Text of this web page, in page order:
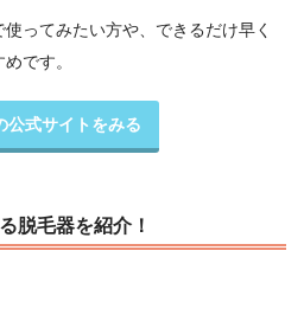
ってみたい方や、できるだけ早く
です。
公式サイトをみる
脱毛器を紹介！